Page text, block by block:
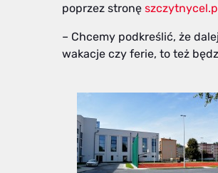
poprzez stronę
– Chcemy podkreślić, że
wakacje czy ferie, to też